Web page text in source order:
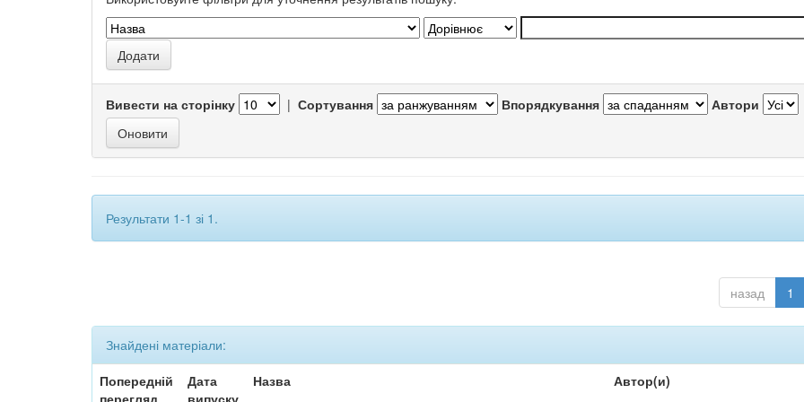
Вивести на сторінку | Сортування Впорядкування Автори
Результати 1-1 зі 1.
назад 1
Знайдені матеріали:
Попередній
перегляд
Дата
випуску
Назва Автор(и)